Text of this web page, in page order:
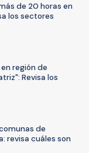
de 20 horas en
los sectores
región de
Revisa los
de
revisa cuáles son